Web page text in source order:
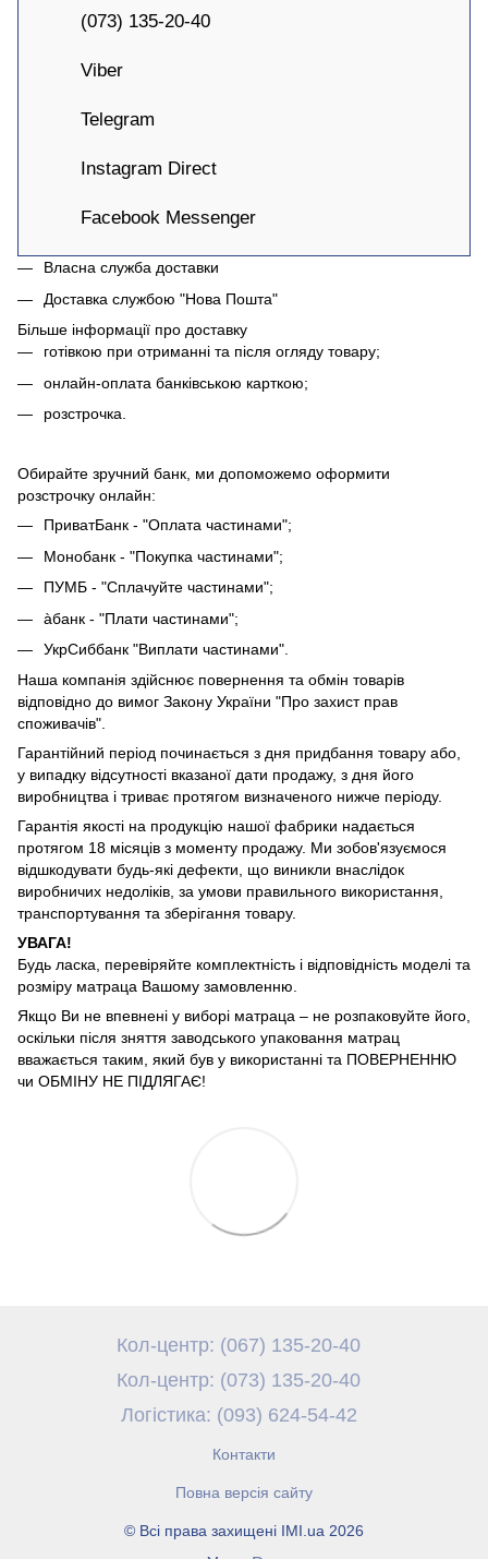
(073) 135-20-40
Viber
Telegram
Instagram Direct
Facebook Messenger
Власна служба доставки
Доставка службою "Нова Пошта"
Більше інформації про доставку
готівкою при отриманні та після огляду товару;
онлайн-оплата банківською карткою;
розстрочка.
Обирайте зручний банк, ми допоможемо оформити
розстрочку онлайн:
ПриватБанк - "Оплата частинами";
Монобанк - "Покупка частинами";
ПУМБ - "Сплачуйте частинами";
àбанк - "Плати частинами";
УкрСиббанк "Виплати частинами".
Наша компанія здійснює повернення та обмін товарів
відповідно до вимог Закону України "Про захист прав
споживачів".
Гарантійний період починається з дня придбання товару або,
у випадку відсутності вказаної дати продажу, з дня його
виробництва і триває протягом визначеного нижче періоду.
Гарантія якості на продукцію нашої фабрики надається
протягом 18 місяців з моменту продажу. Ми зобов'язуємося
відшкодувати будь-які дефекти, що виникли внаслідок
виробничих недоліків, за умови правильного використання,
транспортування та зберігання товару.
УВАГА!
Будь ласка, перевіряйте комплектність і відповідність моделі та
розміру матраца Вашому замовленню.
Якщо Ви не впевнені у виборі матраца – не розпаковуйте його,
оскільки після зняття заводського упаковання матрац
вважається таким, який був у використанні та ПОВЕРНЕННЮ
чи ОБМІНУ НЕ ПІДЛЯГАЄ!
Кол-центр: (067) 135-20-40
Кол-центр: (073) 135-20-40
Логістика: (093) 624-54-42
Контакти
Повна версія сайту
© Всі права захищені IMI.ua 2026